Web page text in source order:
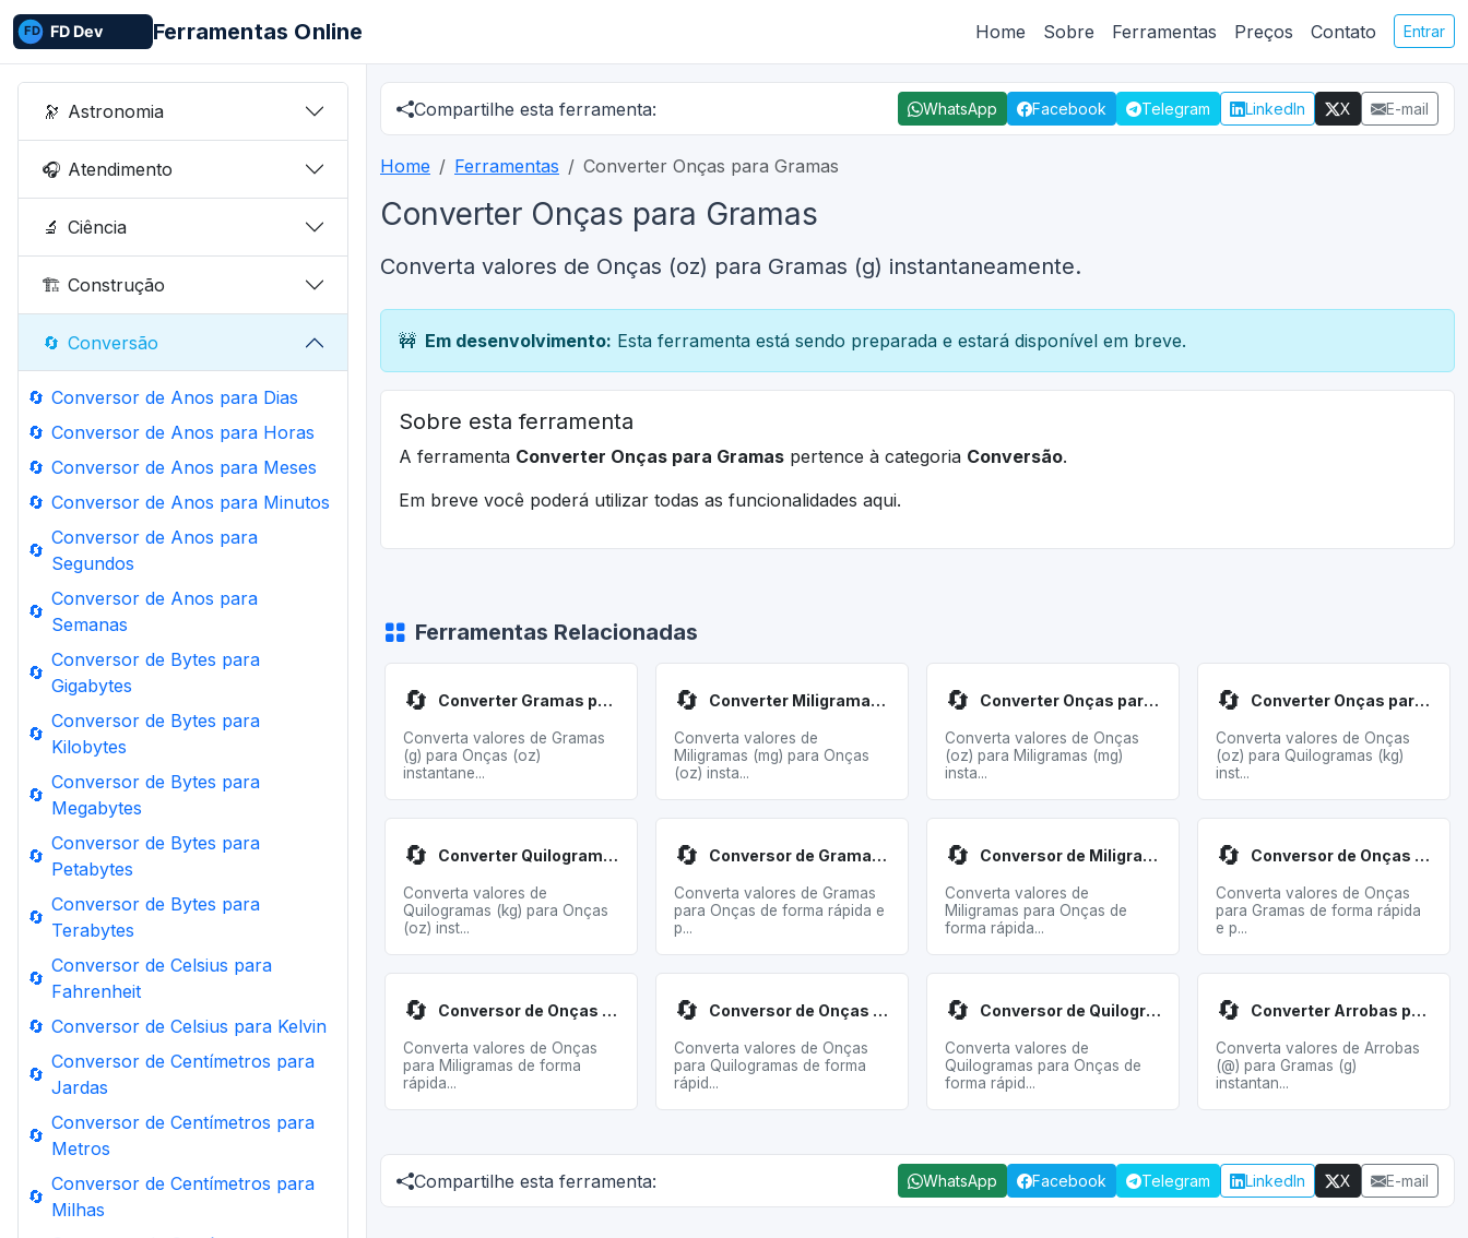
Ferramentas Online Home Sobre Ferramentas Preços Contato Entrar
🔭 Astronomia
🎧 Atendimento
🔬 Ciência
🏗️ Construção
🔄 Conversão
🔄 Conversor de Anos para Dias
🔄 Conversor de Anos para Horas
🔄 Conversor de Anos para Meses
🔄 Conversor de Anos para Minutos
🔄
Conversor de Anos para
Segundos
🔄
Conversor de Anos para
Semanas
🔄
Conversor de Bytes para
Gigabytes
🔄
Conversor de Bytes para
Kilobytes
🔄
Conversor de Bytes para
Megabytes
🔄
Conversor de Bytes para
Petabytes
🔄
Conversor de Bytes para
Terabytes
🔄
Conversor de Celsius para
Fahrenheit
🔄 Conversor de Celsius para Kelvin
🔄
Conversor de Centímetros para
Jardas
🔄
Conversor de Centímetros para
Metros
🔄
Conversor de Centímetros para
Milhas
Compartilhe esta ferramenta: WhatsApp Facebook Telegram LinkedIn X E-mail
Home Ferramentas Converter Onças para Gramas
Converter Onças para Gramas
Converta valores de Onças (oz) para Gramas (g) instantaneamente.
🚧 Em desenvolvimento: Esta ferramenta está sendo preparada e estará disponível em breve.
Sobre esta ferramenta
A ferramenta Converter Onças para Gramas pertence à categoria Conversão.
Em breve você poderá utilizar todas as funcionalidades aqui.
Ferramentas Relacionadas
🔄 Converter Gramas para Onças
Converta valores de Gramas
(g) para Onças (oz)
instantane...
🔄 Converter Miligramas para Onças
Converta valores de
Miligramas (mg) para Onças
(oz) insta...
🔄 Converter Onças para Miligramas
Converta valores de Onças
(oz) para Miligramas (mg)
insta...
🔄 Converter Onças para Quilogramas
Converta valores de Onças
(oz) para Quilogramas (kg)
inst...
🔄 Converter Quilogramas para Onças
Converta valores de
Quilogramas (kg) para Onças
(oz) inst...
🔄 Conversor de Gramas para Onças
Converta valores de Gramas
para Onças de forma rápida e
p...
🔄 Conversor de Miligramas para Onças
Converta valores de
Miligramas para Onças de
forma rápida...
🔄 Conversor de Onças para Gramas
Converta valores de Onças
para Gramas de forma rápida
e p...
🔄 Conversor de Onças para Miligramas
Converta valores de Onças
para Miligramas de forma
rápida...
🔄 Conversor de Onças para Quilogramas
Converta valores de Onças
para Quilogramas de forma
rápid...
🔄 Conversor de Quilogramas para Onças
Converta valores de
Quilogramas para Onças de
forma rápid...
🔄 Converter Arrobas para Gramas
Converta valores de Arrobas
(@) para Gramas (g)
instantan...
Compartilhe esta ferramenta: WhatsApp Facebook Telegram LinkedIn X E-mail